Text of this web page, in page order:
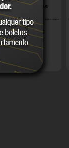
as máquinas
403/MM 405,